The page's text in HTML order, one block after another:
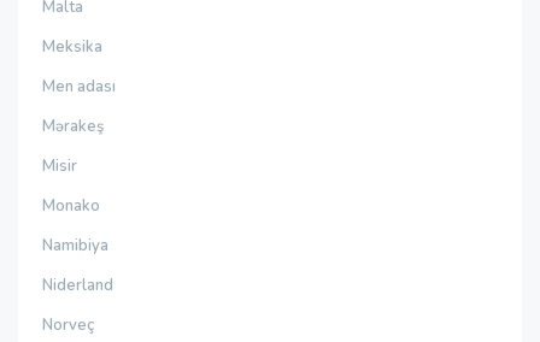
Malta
Meksika
Men adası
Mərakeş
Misir
Monako
Namibiya
Niderland
Norveç